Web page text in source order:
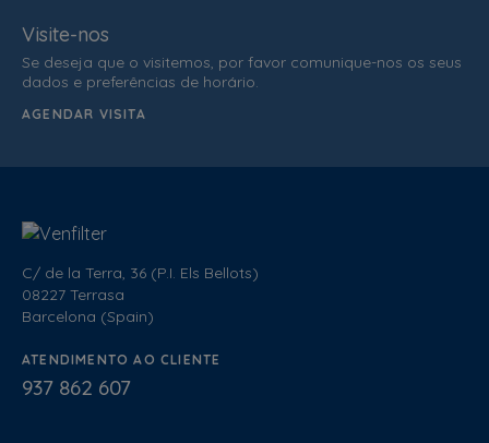
C/ de la Terra, 36 (P.I. Els Bellots)
08227 Terrasa
Barcelona (Spain)
ATENDIMENTO AO CLIENTE
937 862 607
Visite-nos
Se deseja que o visitemos, por favor comunique-nos os seus
dados e preferências de horário.
AGENDAR VISITA